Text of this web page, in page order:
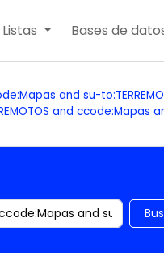
Listas Bases de
and su-
and
clave